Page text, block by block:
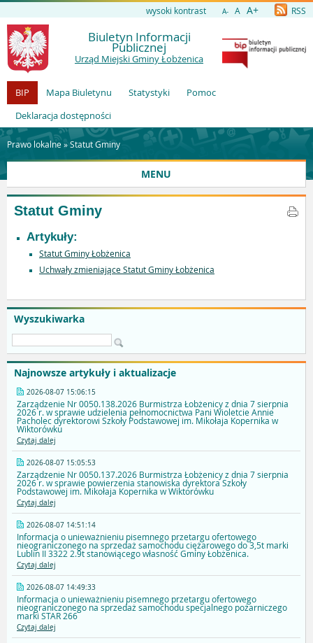
wysoki kontrast A- A A+ RSS
Biuletyn Informacji
Publicznej
Urząd Miejski Gminy Łobżenica
BIP Mapa Biuletynu Statystyki
Pomoc
Deklaracja dostępności
Prawo lokalne »Statut Gminy
MENU
Wyszukiwarka
Najnowsze artykuły i aktualizacje
2026-08-07 15:06:15
Zarządzenie Nr 0050.138.2026 Burmistrza Łobżenicy z dnia 7 sierpnia
2026 r. w sprawie udzielenia pełnomocnictwa Pani Wioletcie Annie
Pacholec dyrektorowi Szkoły Podstawowej im. Mikołaja Kopernika w
Wiktorówku
Czytaj dalej
2026-08-07 15:05:53
Zarządzenie Nr 0050.137.2026 Burmistrza Łobżenicy z dnia 7 sierpnia
2026 r. w sprawie powierzenia stanowiska dyrektora Szkoły
Podstawowej im. Mikołaja Kopernika w Wiktorówku
Czytaj dalej
2026-08-07 14:51:14
Informacja o unieważnieniu pisemnego przetargu ofertowego
nieograniczonego na sprzedaż samochodu ciężarowego do 3,5t marki
Lublin II 3322 2.9t stanowiącego własność Gminy Łobżenica.
Czytaj dalej
2026-08-07 14:49:33
Informacja o unieważnieniu pisemnego przetargu ofertowego
nieograniczonego na sprzedaż samochodu specjalnego pożarniczego
marki STAR 266
Czytaj dalej
Statut Gminy
Artykuły:
Statut Gminy Łobżenica
Uchwały zmieniające Statut Gminy Łobżenica